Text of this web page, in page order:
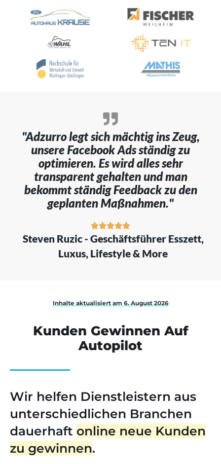
"Adzurro legt sich mächtig ins Zeug,
unsere Facebook Ads ständig zu
optimieren. Es wird alles sehr
transparent gehalten und man
bekommt ständig Feedback zu den
geplanten Maßnahmen."

Steven Ruzic - Geschäftsführer Esszett,
Luxus, Lifestyle & More
Inhalte aktualisiert am 6. August 2026
Kunden Gewinnen Auf
Autopilot
Wir helfen Dienstleistern aus
unterschiedlichen Branchen
dauerhaft online neue Kunden
zu gewinnen.